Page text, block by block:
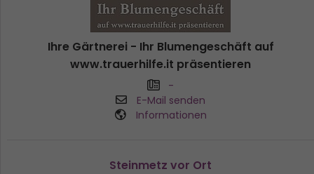
Ihre Gärtnerei - Ihr Blumengeschäft auf
www.trauerhilfe.it präsentieren
-
E-Mail senden
Informationen
Steinmetz vor Ort